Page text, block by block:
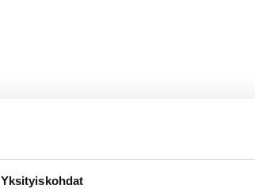
Yksityiskohdat